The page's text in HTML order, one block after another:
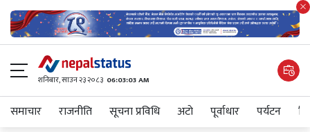
शनिबार, साउन २३ २०८३ 06:03:03 AM
समाचार राजनीति सूचना प्रविधि अटाे पूर्वाधार पर्यटन